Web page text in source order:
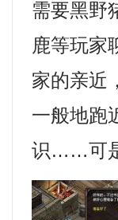
需要黑野
鹿等玩家
家的亲近
一般地跑
识……可